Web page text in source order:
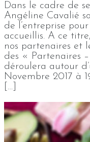
Dans le cadre de
Angéline Cavalié
de l’entreprise
accueillis. A ce
nos partenaires et
des « Partenaires
déroulera autour
Novembre 2017 à
[…]